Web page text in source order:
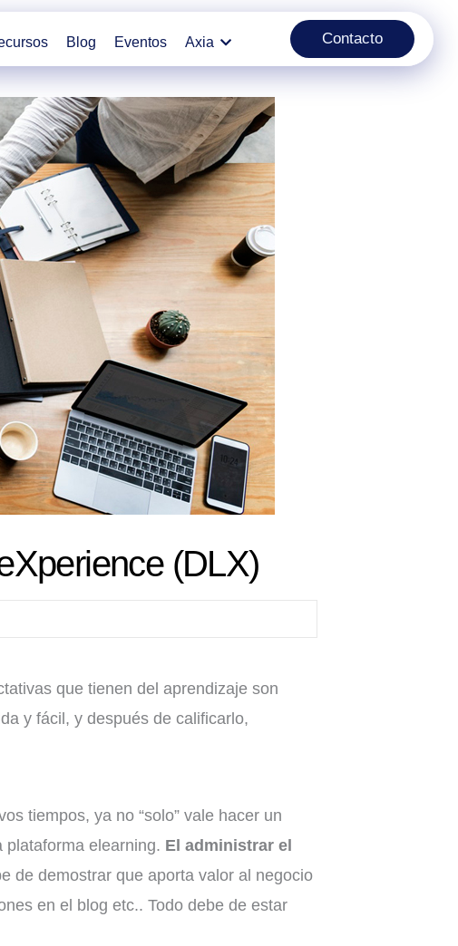
Blog Eventos Axia Contacto
(DLX)
que tienen del aprendizaje son
y fácil, y después de calificarlo,
tiempos, ya no “solo” vale hacer un
plataforma elearning. El administrar el
de demostrar que aporta valor al negocio
en el blog etc.. Todo debe de estar